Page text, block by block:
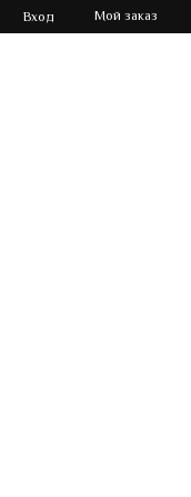
Вход Мой заказ